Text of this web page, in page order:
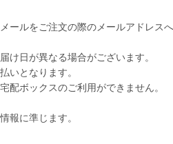
ルをご注文の際のメールアドレスへ
け日が異なる場合がございます。
いとなります。
配ボックスのご利用ができません。
報に準じます。